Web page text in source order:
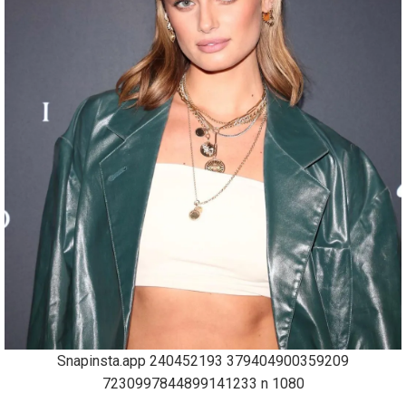
Snapinsta.app 240452193 379404900359209
7230997844899141233 n 1080